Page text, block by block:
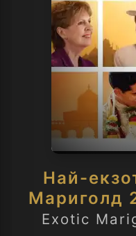
Най-
Мариголд
Exotic